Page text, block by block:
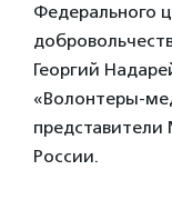
Федерального
Георгий
«Волонтеры-
представители
России.